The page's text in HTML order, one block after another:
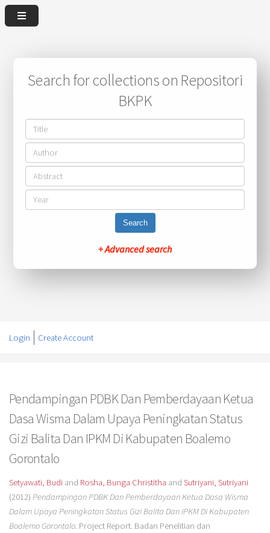
Search for collections on Repositori
BKPK
Search
+ Advanced search
Login Create Account
Pendampingan PDBK Dan Pemberdayaan Ketua
Dasa Wisma Dalam Upaya Peningkatan Status
Gizi Balita Dan IPKM Di Kabupaten Boalemo
Gorontalo
Setyawati, Budiand Rosha, Bunga Christitha and Sutriyani, Sutriyani
(2012) Pendampingan PDBK Dan Pemberdayaan Ketua Dasa Wisma
Dalam Upaya Peningkatan Status Gizi Balita Dan IPKM Di Kabupaten
Boalemo Gorontalo. Project Report. Badan Penelitian dan